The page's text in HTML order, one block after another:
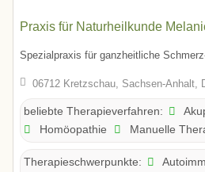
Praxis für Naturheilkunde
Spezialpraxis für ganzheitliche
06712 Kretzschau, Sachsen-Anhalt,
beliebte Therapieverfahren:
Homöopathie
Manuelle
Therapieschwerpunkte: